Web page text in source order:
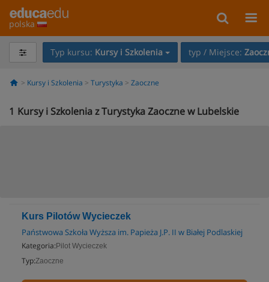
polska
Typ kursu: Kursy i Szkolenia typ / Miejsce:
Kursy i Szkolenia Turystyka Zaoczne
1 Kursy i Szkolenia z Turystyka Zaoczne w Lubelskie
Kurs Pilotów Wycieczek
Państwowa Szkoła Wyższa im. Papieża J.P. II w Białej Podlaskiej
Kategoria: Pilot Wycieczek
Typ:Zaoczne